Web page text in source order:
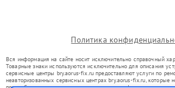
Политика
Вся информация на сайте носит исключительно справочный
Товарные знаки используются исключительно для описания
сервисные центры bry.aorus-fix.ru предоставляют услуги по
неавторизованных сервисных центрах bry.aorus-fix.ru, которые